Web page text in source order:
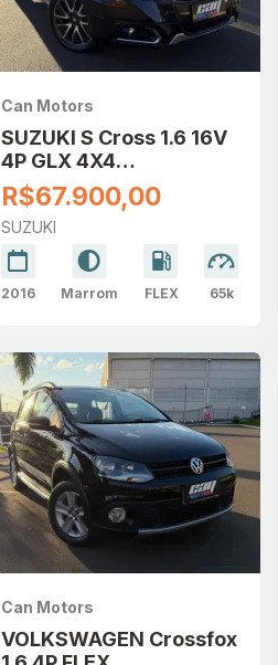
Can Motors
SUZUKI S Cross 1.6 16V
4P GLX 4X4
AUTOMÁTICO
R$67.900,00
SUZUKI
2016 Marrom FLEX 65k
Can Motors
VOLKSWAGEN Crossfox